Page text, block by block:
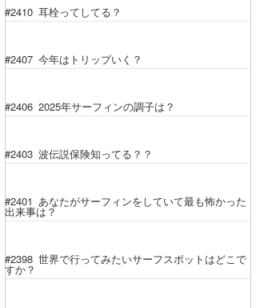
#2410 耳栓ってしてる？
#2407 今年はトリップいく？
#2406 2025年サーフィンの調子は？
#2403 波伝説保険知ってる？？
#2401 あなたがサーフィンをしていて最も怖かった
出来事は？
#2398 世界で行ってみたいサーフスポットはどこで
すか？